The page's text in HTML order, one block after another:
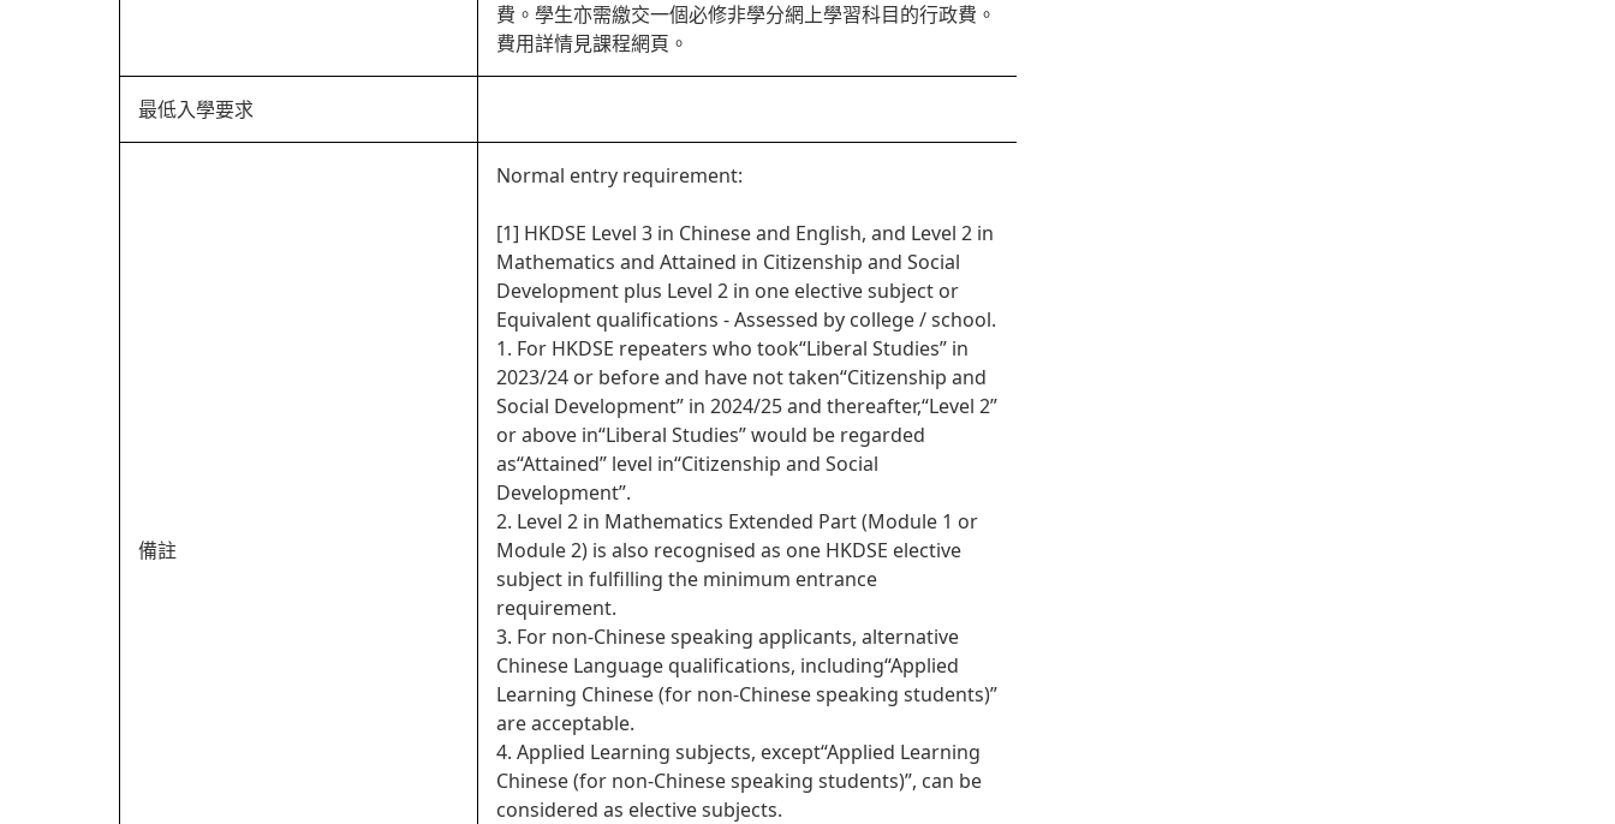
費。學生亦需繳交一個必修非學分網上學習科目的行政費。
費用詳情見課程網頁。
最低入學要求
備註
Normal entry requirement:
[1] HKDSE Level 3 in Chinese and English, and Level 2 in
Mathematics and Attained in Citizenship and Social
Development plus Level 2 in one elective subject or
Equivalent qualifications - Assessed by college / school.
1. For HKDSE repeaters who took“Liberal Studies” in
2023/24 or before and have not taken“Citizenship and
Social Development” in 2024/25 and thereafter,“Level 2”
or above in“Liberal Studies” would be regarded
as“Attained” level in“Citizenship and Social
Development”.
2. Level 2 in Mathematics Extended Part (Module 1 or
Module 2) is also recognised as one HKDSE elective
subject in fulfilling the minimum entrance
requirement.
3. For non-Chinese speaking applicants, alternative
Chinese Language qualifications, including“Applied
Learning Chinese (for non-Chinese speaking students)”
are acceptable.
4. Applied Learning subjects, except“Applied Learning
Chinese (for non-Chinese speaking students)”, can be
considered as elective subjects.